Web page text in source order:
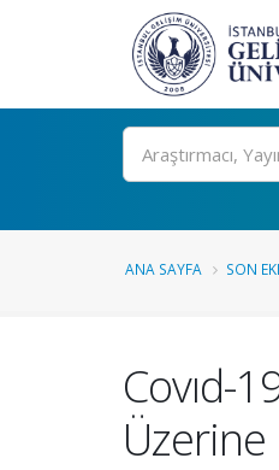
Ara
ANA SAYFA SON
Covıd-
Üzerine